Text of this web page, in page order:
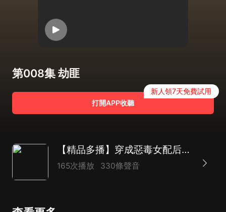
第008集 劫匪
打開APP收聽
新人領7天免費試用
【精品多播】穿成惡毒女配后我佛系躺平了|穿書|逆襲|爽文
165次播放 330條聲音